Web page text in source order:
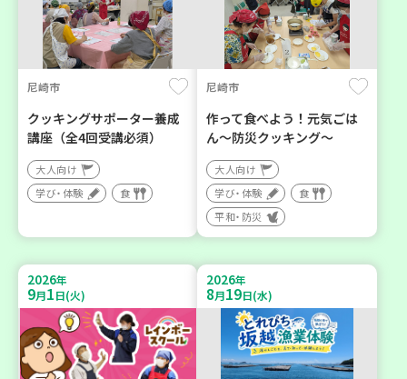
尼崎市
クッキングサポーター養成
講座（全4回受講必須）
大人向け
学び・体験
食
尼崎市
作って食べよう！元気ごは
ん～防災クッキング～
大人向け
学び・体験
食
平和・防災
2026年
9月1日(火)
2026年
8月19日(水)